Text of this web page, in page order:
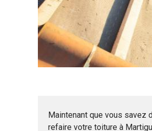
Maintenant que vous savez
refaire votre toiture à